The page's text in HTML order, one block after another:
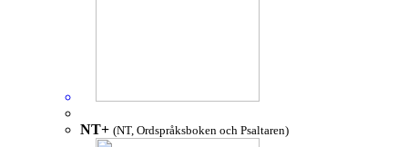
NT+ (NT, Ordspråksboken och Psaltaren)